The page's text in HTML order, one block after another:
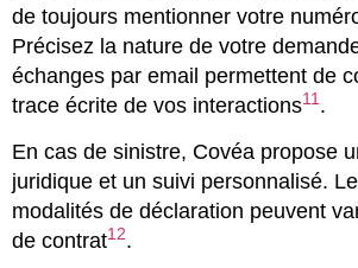
de toujours mentionner votre
Précisez la nature de votre
échanges par email permettent de
trace écrite de vos interactions11 .
En cas de sinistre, Covéa propose
juridique et un suivi personnalisé.
modalités de déclaration peuvent
de contrat12.